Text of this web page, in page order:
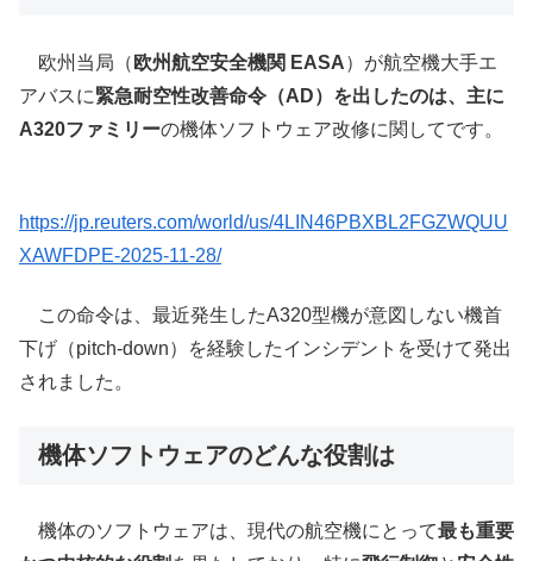
欧州当局（ 欧州航空安全機関 EASA）が航空機大手エ
アバスに緊急耐空性改善命令（AD）を出したのは、主に
A320ファミリーの機体ソフトウェア改修に関してです。
https://jp.reuters.com/world/us/4LIN46PBXBL2FGZWQUU
XAWFDPE-2025-11-28/
この命令は、最近発生したA320型機が意図しない機首
下げ（pitch-down）を経験したインシデントを受けて発出
されました。
機体ソフトウェアのどんな役割は
機体のソフトウェアは、現代の航空機にとって最も重要